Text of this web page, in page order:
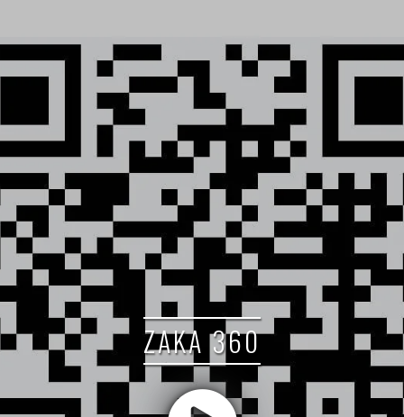
ZAKA 360